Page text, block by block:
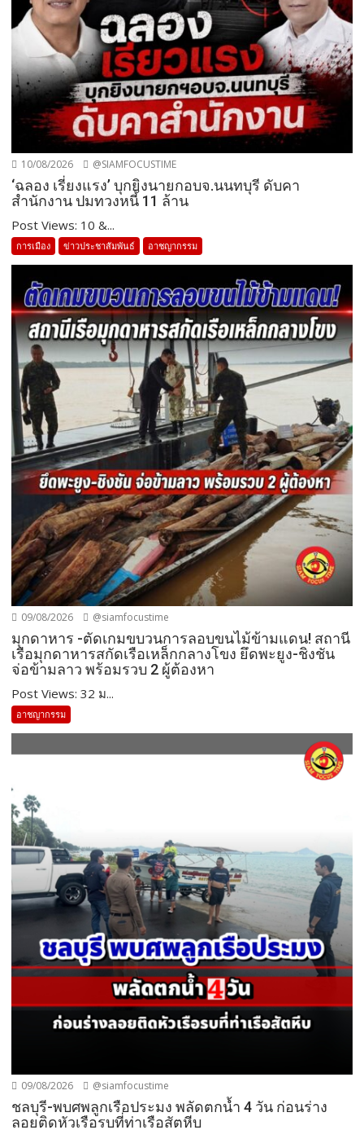
10/08/2026 @SIAMFOCUSTIME
‘ฉลอง เรี่ยงแรง’ บุกยิงนายกอบจ.นนทบุรี ดับคา
สำนักงาน ปมทวงหนี้ 11 ล้าน
Post Views: 10 &...
การเมือง ข่าวประชาสัมพันธ์ อาชญากรรม
09/08/2026 @siamfocustime
มุกดาหาร -ตัดเกมขบวนการลอบขนไม้ข้ามแดน! สถานี
เรือมุกดาหารสกัดเรือเหล็กกลางโขง ยึดพะยูง-ชิงชัน
จ่อข้ามลาว พร้อมรวบ 2 ผู้ต้องหา
Post Views: 32 ม...
อาชญากรรม
09/08/2026 @siamfocustime
ชลบุรี-พบศพลูกเรือประมง พลัดตกน้ำ 4 วัน ก่อนร่าง
ลอยติดหัวเรือรบที่ท่าเรือสัตหีบ